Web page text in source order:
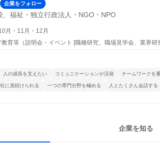
企業をフォロー
福祉・独立行政法人・NGO・NPO
月・11月・12月
育等（説明会・イベント [職種研究、職場見学会、業界研
人の成長を支えたい コミュニケーションが活発 チームワークを
に居続けられる 一つの専門分野を極める 人とたくさん会話する
企業を知る